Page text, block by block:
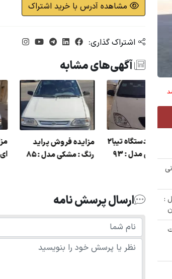
:
مشاهده آدرس با خرید اشتراک
اشتراک گذاری:
آگهی‌های مشابه
مزایده فروش
رنگ : مشکی مدل :
مزایده یک دستگاه تیبا2
رنگ : مشکی مدل : 93
سرمه ای مدل : 80 در
ارسال پرسش نامه